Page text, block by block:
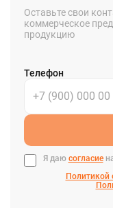
Оставьте свои
коммерческое
продукцию
Телефон
Я даю согласие
Политикой